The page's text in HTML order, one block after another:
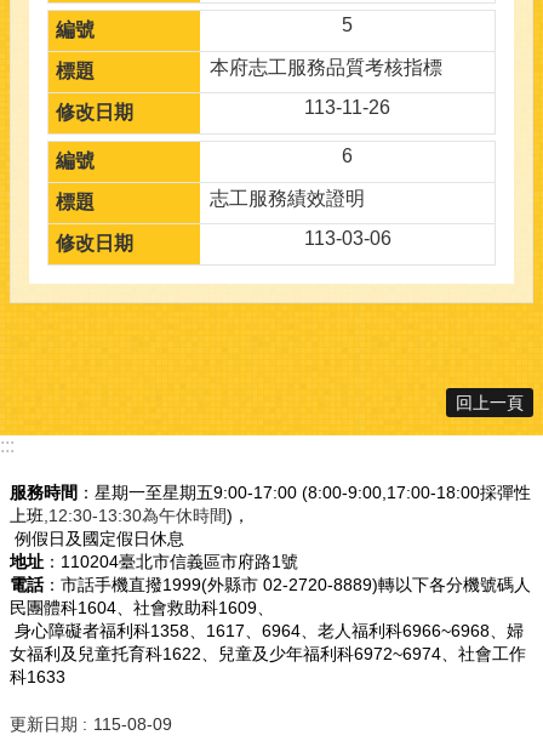
5
本府志工服務品質考核指標
113-11-26
6
志工服務績效證明
113-03-06
回上一頁
:::
服務時間 ：星期一至星期五9:00-17:00 (8:00-9:00,17:00-18:00採彈性
上班,12:30-13:30為午休時間)，
例假日及國定假日休息
地址 ：110204臺北市信義區市府路1號
電話：市話手機直撥1999(外縣市 02-2720-8889)轉以下各分機號碼人
民團體科1604、社會救助科1609、
身心障礙者福利科1358、1617、6964、老人福利科6966~6968、婦
女福利及兒童托育科1622、兒童及少年福利科6972~6974、社會工作
科1633
更新日期 115-08-09